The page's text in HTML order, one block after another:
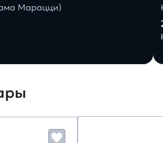
Марацци)